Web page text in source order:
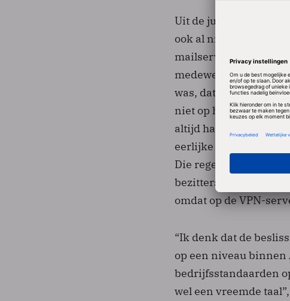
Uit de juni-update
ook al niet alle
mailserver en de
medewerkers
was, dat de software
niet op het toestel
altijd handmatig
eerlijke vinder van
Die regel bleek tot de
bezitters konden tot
omdat op de VPN-
“Ik denk dat de
op een niveau binnen
bedrijfsstandaarden
wel een vreemde